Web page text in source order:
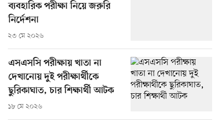
ব্যবহারিক পরীক্ষা নিয়ে জরুরি
নির্দেশনা
২৩ মে ২০২৬
এসএসসি পরীক্ষায় খাতা না
দেখানোয় দুই পরীক্ষার্থীকে
ছুরিকাঘাত, চার শিক্ষার্থী আটক
১৮ মে ২০২৬